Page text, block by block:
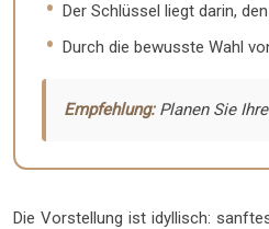
Der Schlüssel liegt darin,
Durch die bewusste Wahl
Empfehlung:Planen Sie
Die Vorstellung ist idyllisch: